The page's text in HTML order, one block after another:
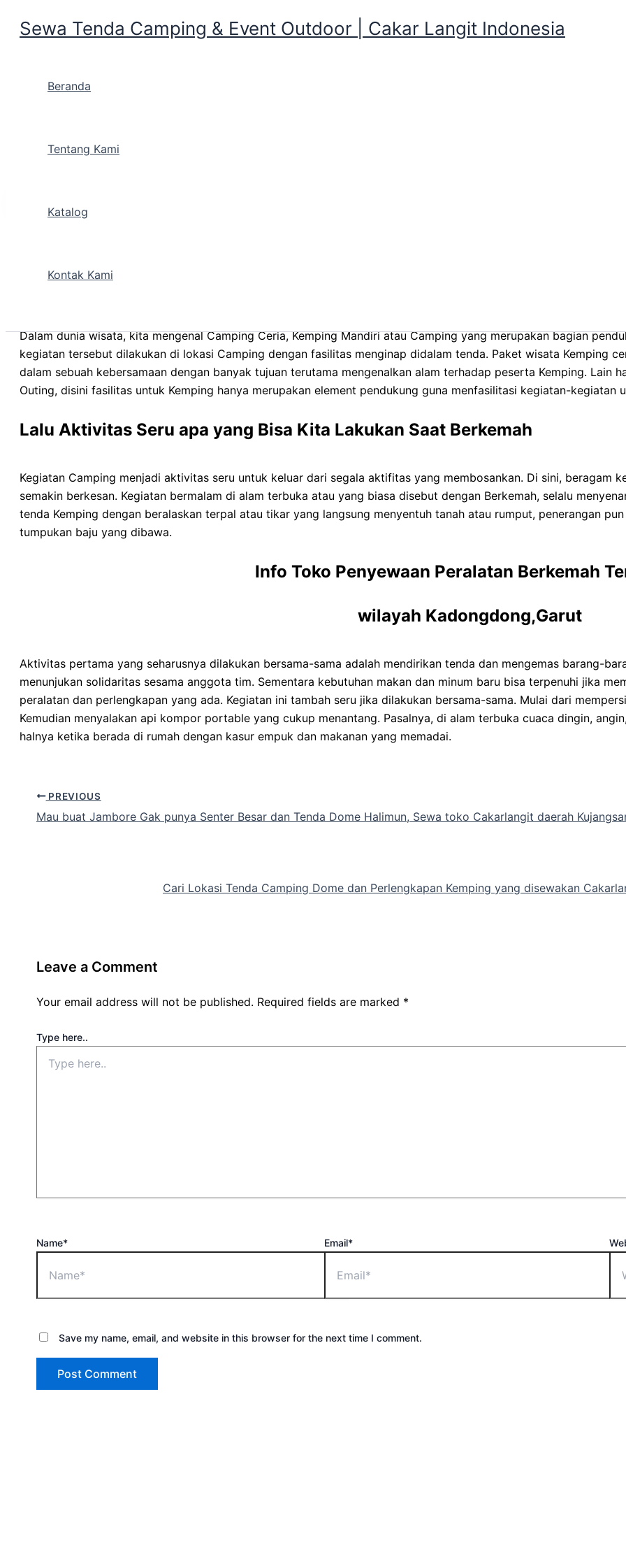
Sewa Tenda Camping & Event Outdoor | Cakar Langit Indonesia
Beranda
Tentang Kami
Katalog
Kontak Kami
Info Toko Penyewaan Peralatan Berkemah Termurah
Dalam dunia wisata, kita mengenal Camping Ceria, Kemping Mandiri atau Camping yang merupakan bagian
kegiatan tersebut dilakukan di lokasi Camping dengan fasilitas menginap didalam tenda. Paket wisata Kemping
dalam sebuah kebersamaan dengan banyak tujuan terutama mengenalkan alam terhadap peserta Kemping. Lain
Outing, disini fasilitas untuk Kemping hanya merupakan element pendukung guna menfasilitasi kegiatan-kegiatan
Lalu Aktivitas Seru apa yang Bisa Kita Lakukan Saat Berkemah
Kegiatan Camping menjadi aktivitas seru untuk keluar dari segala aktifitas yang membosankan. Di sini, beragam
semakin berkesan. Kegiatan bermalam di alam terbuka atau yang biasa disebut dengan Berkemah, selalu
tenda Kemping dengan beralaskan terpal atau tikar yang langsung menyentuh tanah atau rumput, penerangan
tumpukan baju yang dibawa.
Info Toko Penyewaan Peralatan Berkemah
wilayah Kadongdong,Garut
Aktivitas pertama yang seharusnya dilakukan bersama-sama adalah mendirikan tenda dan mengemas barang-
menunjukan solidaritas sesama anggota tim. Sementara kebutuhan makan dan minum baru bisa terpenuhi jika
peralatan dan perlengkapan yang ada. Kegiatan ini tambah seru jika dilakukan bersama-sama. Mulai dari
Kemudian menyalakan api kompor portable yang cukup menantang. Pasalnya, di alam terbuka cuaca dingin,
halnya ketika berada di rumah dengan kasur empuk dan makanan yang memadai.
PREVIOUS
Mau buat Jambore Gak punya Senter Besar dan Tenda Dome Halimun, Sewa toko Cakarlangit daerah
Cari Lokasi Tenda Camping Dome dan Perlengkapan Kemping yang disewakan
Leave a Comment
Your email address will not be published. Required fields are marked *
Type here..
Name* Email*
Save my name, email, and website in this browser for the next time I comment.